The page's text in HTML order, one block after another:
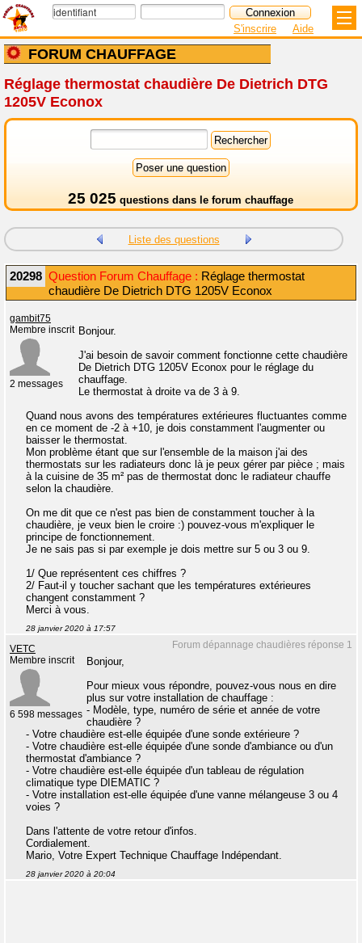
FORUM CHAUFFAGE
S'inscrire Aide
Réglage thermostat chaudière De Dietrich DTG
1205V Econox
25 025 questions dans le forum chauffage
Liste des questions
20298 Question Forum Chauffage : Réglage thermostat
chaudière De Dietrich DTG 1205V Econox
gambit75
Membre inscrit
2 messages
Bonjour.
J'ai besoin de savoir comment fonctionne cette chaudière
De Dietrich DTG 1205V Econox pour le réglage du
chauffage.
Le thermostat à droite va de 3 à 9.
Quand nous avons des températures extérieures fluctuantes comme
en ce moment de -2 à +10, je dois constamment l'augmenter ou
baisser le thermostat.
Mon problème étant que sur l'ensemble de la maison j'ai des
thermostats sur les radiateurs donc là je peux gérer par pièce ; mais
à la cuisine de 35 m² pas de thermostat donc le radiateur chauffe
selon la chaudière.
On me dit que ce n'est pas bien de constamment toucher à la
chaudière, je veux bien le croire :) pouvez-vous m'expliquer le
principe de fonctionnement.
Je ne sais pas si par exemple je dois mettre sur 5 ou 3 ou 9.
1/ Que représentent ces chiffres ?
2/ Faut-il y toucher sachant que les températures extérieures
changent constamment ?
Merci à vous.
28 janvier 2020 à 17:57
Forum dépannage chaudières réponse 1
VETC
Membre inscrit
6 598 messages
Bonjour,
Pour mieux vous répondre, pouvez-vous nous en dire
plus sur votre installation de chauffage :
- Modèle, type, numéro de série et année de votre
chaudière ?
- Votre chaudière est-elle équipée d'une sonde extérieure ?
- Votre chaudière est-elle équipée d'une sonde d'ambiance ou d'un
thermostat d'ambiance ?
- Votre chaudière est-elle équipée d'un tableau de régulation
climatique type DIEMATIC ?
- Votre installation est-elle équipée d'une vanne mélangeuse 3 ou 4
voies ?
Dans l'attente de votre retour d'infos.
Cordialement.
Mario, Votre Expert Technique Chauffage Indépendant.
28 janvier 2020 à 20:04